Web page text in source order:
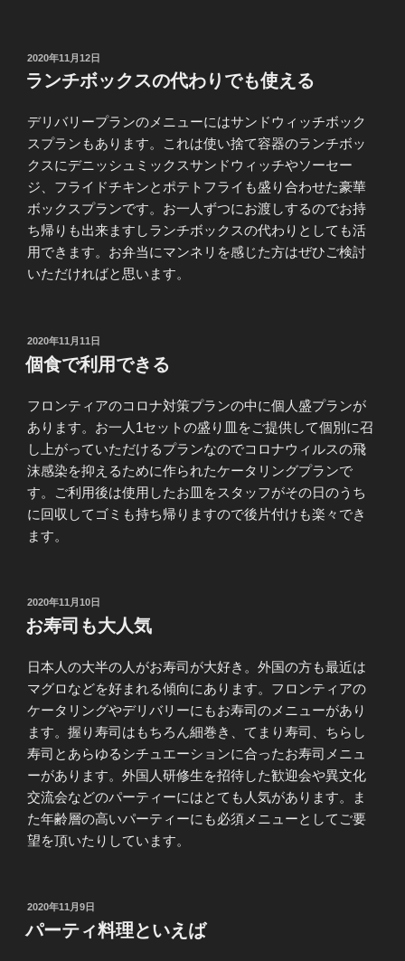
投
稿
日:
2020年11月12日
ランチボックスの代わりでも使える
デリバリープランのメニューにはサンドウィッチボック
スプランもあります。これは使い捨て容器のランチボッ
クスにデニッシュミックスサンドウィッチやソーセー
ジ、フライドチキンとポテトフライも盛り合わせた豪華
ボックスプランです。お一人ずつにお渡しするのでお持
ち帰りも出来ますしランチボックスの代わりとしても活
用できます。お弁当にマンネリを感じた方はぜひご検討
いただければと思います。
投
稿
日:
2020年11月11日
個食で利用できる
フロンティアのコロナ対策プランの中に個人盛プランが
あります。お一人1セットの盛り皿をご提供して個別に召
し上がっていただけるプランなのでコロナウィルスの飛
沫感染を抑えるために作られたケータリングプランで
す。ご利用後は使用したお皿をスタッフがその日のうち
に回収してゴミも持ち帰りますので後片付けも楽々でき
ます。
投
稿
日:
2020年11月10日
お寿司も大人気
日本人の大半の人がお寿司が大好き。外国の方も最近は
マグロなどを好まれる傾向にあります。フロンティアの
ケータリングやデリバリーにもお寿司のメニューがあり
ます。握り寿司はもちろん細巻き、てまり寿司、ちらし
寿司とあらゆるシチュエーションに合ったお寿司メニュ
ーがあります。外国人研修生を招待した歓迎会や異文化
交流会などのパーティーにはとても人気があります。ま
た年齢層の高いパーティーにも必須メニューとしてご要
望を頂いたりしています。
投
日:
2020年11月9日
パーティ料理といえば